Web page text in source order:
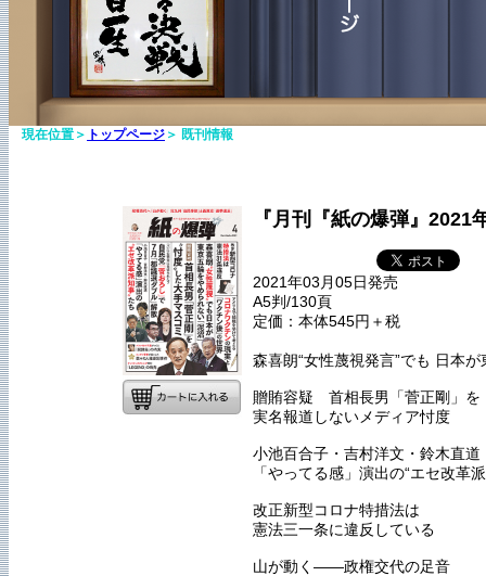
現在位置＞ トップページ ＞ 既刊情報
『月刊『紙の爆弾』2021
2021年03月05日発売
A5判/130頁
定価：本体545円＋税
森喜朗“女性蔑視発言”でも 日本
贈賄容疑 首相長男「菅正剛」を
実名報道しないメディア忖度
小池百合子・吉村洋文・鈴木直道
「やってる感」演出の“エセ改革
改正新型コロナ特措法は
憲法三一条に違反している
山が動く――政権交代の足音